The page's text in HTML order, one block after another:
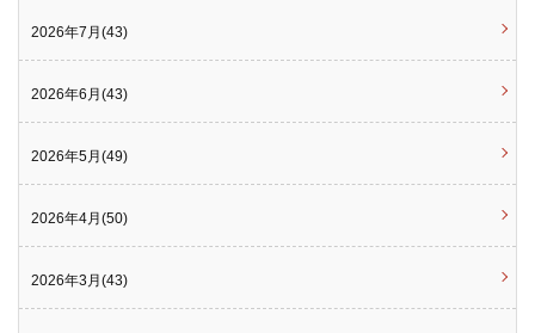
2026年7月(43)
2026年6月(43)
2026年5月(49)
2026年4月(50)
2026年3月(43)